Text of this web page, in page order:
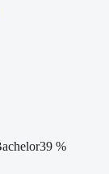
39 %